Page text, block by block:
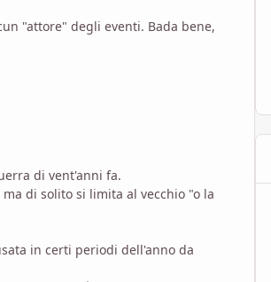
"attore" degli eventi. Bada bene,
di vent'anni fa.
di solito si limita al vecchio "o la
in certi periodi dell'anno da